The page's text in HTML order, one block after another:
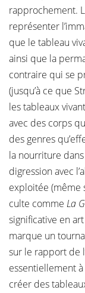
rapprochement.
représenter
que le tableau
ainsi que la
contraire qui se
(jusqu’à ce que
les tableaux
avec des corps
des genres
la nourriture
digression avec
exploitée (même
culte comme La
significative en
marque un
sur le rapport de
essentiellement
créer des